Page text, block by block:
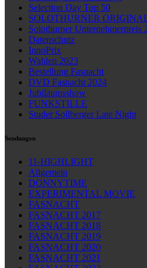
Selection Day Top 50
SOLOTHURNER
Solothurner Unternehmerpreis
Datenschutz
InnoPrix
Wahlen 2023
Bestellung Fasnacht
DVD Fasnacht 2024
Jubiläumsshow
FUNKSTILLE
Studer Sollberger Late Night
Sendungen
11-HIGHLIGHT
Allgemein
DONNYTIME
EXPERIMENTAL MOVIE
FASNACHT
FASNACHT 2017
FASNACHT 2018
FASNACHT 2019
FASNACHT 2020
FASNACHT 2021